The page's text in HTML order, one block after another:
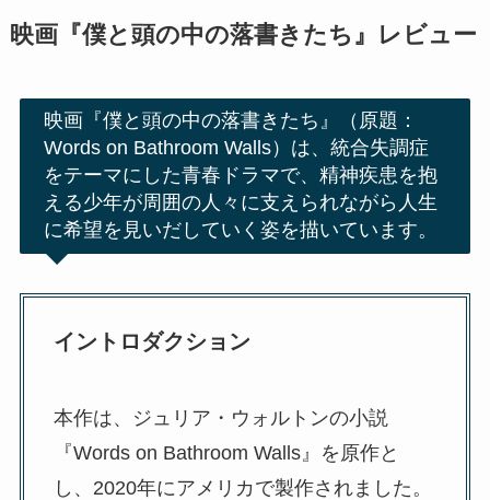
映画『僕と頭の中の落書きたち』レビュー
映画『僕と頭の中の落書きたち』（原題：
Words on Bathroom Walls）は、統合失調症
をテーマにした青春ドラマで、精神疾患を抱
える少年が周囲の人々に支えられながら人生
に希望を見いだしていく姿を描いています。
イントロダクション
本作は、ジュリア・ウォルトンの小説
『Words on Bathroom Walls』を原作と
し、2020年にアメリカで製作されました。